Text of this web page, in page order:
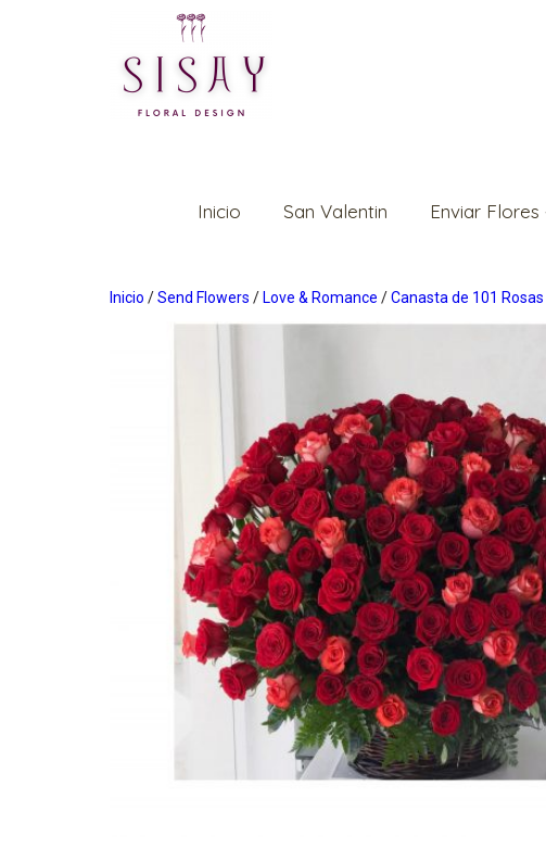
Inicio San Valentin Enviar Flores
Inicio /Send Flowers / Love & Romance /Canasta de 101 Rosas